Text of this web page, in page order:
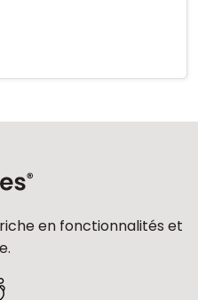
en fonctionnalités et